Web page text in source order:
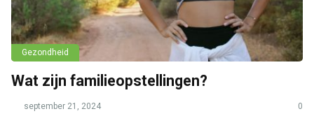
Gezondheid
Wat zijn familieopstellingen?
september 21, 2024 0